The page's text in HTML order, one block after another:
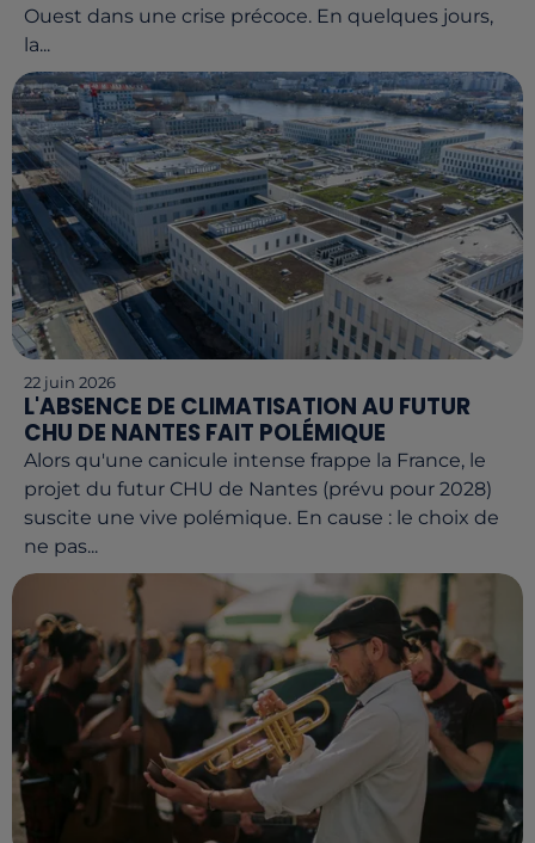
Ouest dans une crise précoce. En quelques jours,
la...
22 juin 2026
L'ABSENCE DE CLIMATISATION AU FUTUR
CHU DE NANTES FAIT POLÉMIQUE
Alors qu'une canicule intense frappe la France, le
projet du futur CHU de Nantes (prévu pour 2028)
suscite une vive polémique. En cause : le choix de
ne pas...